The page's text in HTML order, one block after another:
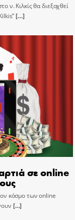
ν. Κιλκίς θα διεξαχθεί
[…]
σε online
κόσμο των online
[…]